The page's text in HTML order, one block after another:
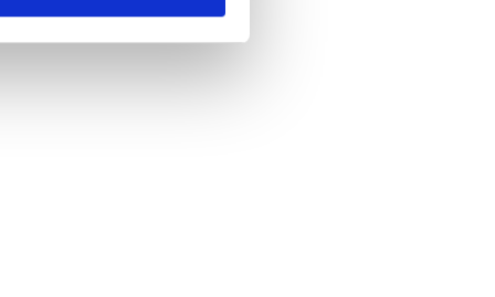
gösterilmeyecektir."
kullanılmaktadır. Bu
sunulması
ve sizlere yönelik
detaylı bilgi için Ayarlar
ve sitemizde ilgili